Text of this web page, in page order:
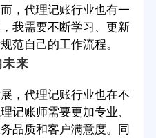
，代理记账行业也有一
我需要不断学习、更新
范自己的工作流程。
来
，代理记账行业也在不
记账师需要更加专业、
品质和客户满意度。同